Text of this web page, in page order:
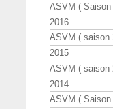
ASVM (
2016
ASVM ( saison
2015
ASVM ( saison
2014
ASVM ( Saison